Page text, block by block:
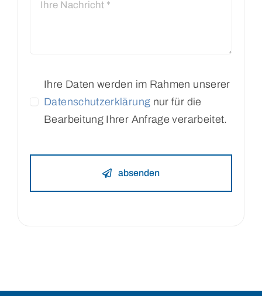
Ihre Daten werden im Rahmen unserer
Datenschutzerklärung nur für die
Bearbeitung Ihrer Anfrage verarbeitet.
absenden